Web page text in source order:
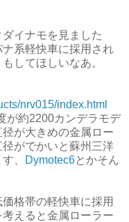
イナモを見ました
系軽快車に採用され
してほしいなあ。
nrv015/index.html
が約2200カンデラモデ
が大きめの金属ロー
がでかいと蘇州三洋
、
Dymotec6とかそん
格帯の軽快車に採用
えると金属ローラー